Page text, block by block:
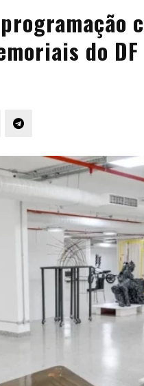
do DF